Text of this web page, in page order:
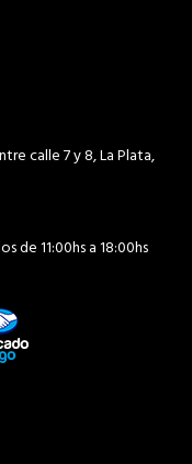
calle 7 y 8, La Plata,
de 11:00hs a 18:00hs